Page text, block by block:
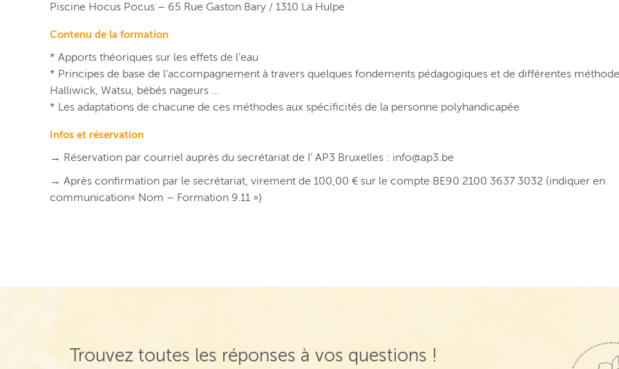
Piscine Hocus Pocus – 65 Rue Gaston Bary / 1310 La Hulpe
Contenu de la formation
* Apports théoriques sur les effets de l’eau
* Principes de base de l’accompagnement à travers quelques fondements pédagogiques et de différentes
Halliwick, Watsu, bébés nageurs …
* Les adaptations de chacune de ces méthodes aux spécificités de la personne polyhandicapée
Infos et réservation
→ Réservation par courriel auprès du secrétariat de I’ AP3 Bruxelles : info@ap3.be
→ Après confirmation par le secrétariat, virement de 100,00 € sur le compte BE90 2100 3637 3032 (indiquer en
communication« Nom – Formation 9.11 »}
Trouvez toutes les réponses à vos questions !